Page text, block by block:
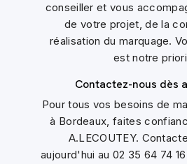
conseiller et vous
de votre projet, de la
réalisation du marquage.
est notre
Contactez-nous dès
Pour tous vos besoins de
à Bordeaux, faites
A.LECOUTEY.
aujourd'hui au 02 35 64 74